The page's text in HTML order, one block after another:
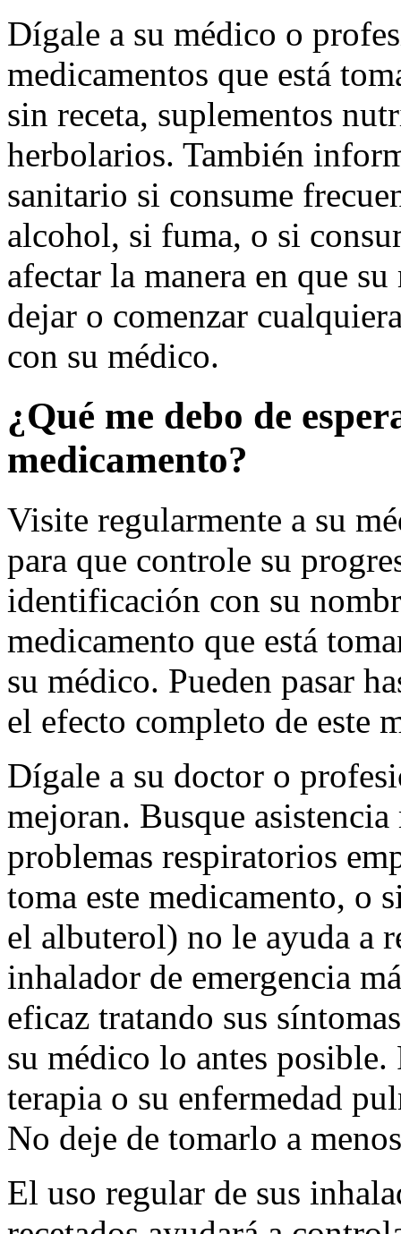
Dígale a su médico o
medicamentos que está
sin receta, suplementos
herbolarios. También
sanitario si consume
alcohol, si fuma, o si
afectar la manera en que
dejar o comenzar
con su médico.
¿Qué me debo de
medicamento?
Visite regularmente a su
para que controle su
identificación con su
medicamento que está
su médico. Pueden pasar
el efecto completo de este
Dígale a su doctor o
mejoran. Busque
problemas respiratorios
toma este medicamento, o
el albuterol) no le ayuda a
inhalador de emergencia
eficaz tratando sus
su médico lo antes posible.
terapia o su enfermedad
No deje de tomarlo a
El uso regular de sus